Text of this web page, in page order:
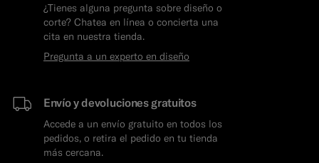
¿Tienes alguna pregunta sobre diseño o
corte? Chatea en línea o concierta una
cita en nuestra tienda.
Pregunta a un experto en diseño
Envío y devoluciones gratuitos
Accede a un envío gratuito en todos los
pedidos, o retira el pedido en tu tienda
más cercana.